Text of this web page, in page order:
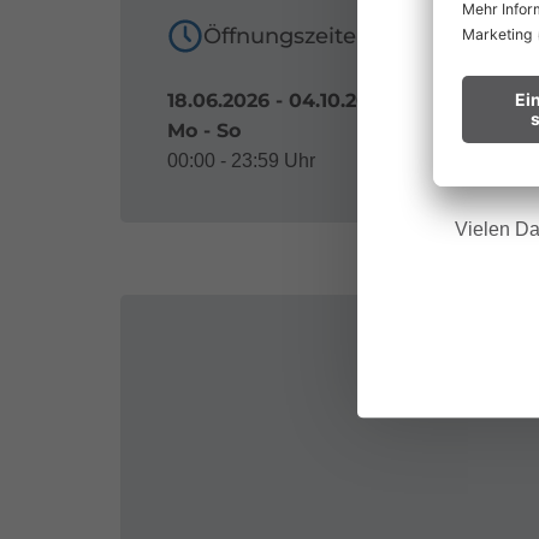
Öffnungszeiten
18.06.2026 - 04.10.2026
Mo - So
00:00 - 23:59 Uhr
Wir
Hinweis
Vielen